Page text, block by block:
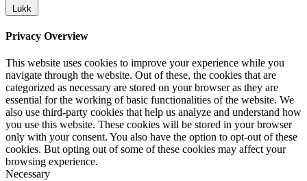
Lukk
Privacy Overview
This website uses cookies to improve your experience while you
navigate through the website. Out of these, the cookies that are
categorized as necessary are stored on your browser as they are
essential for the working of basic functionalities of the website. We
also use third-party cookies that help us analyze and understand how
you use this website. These cookies will be stored in your browser
only with your consent. You also have the option to opt-out of these
cookies. But opting out of some of these cookies may affect your
browsing experience.
Necessary